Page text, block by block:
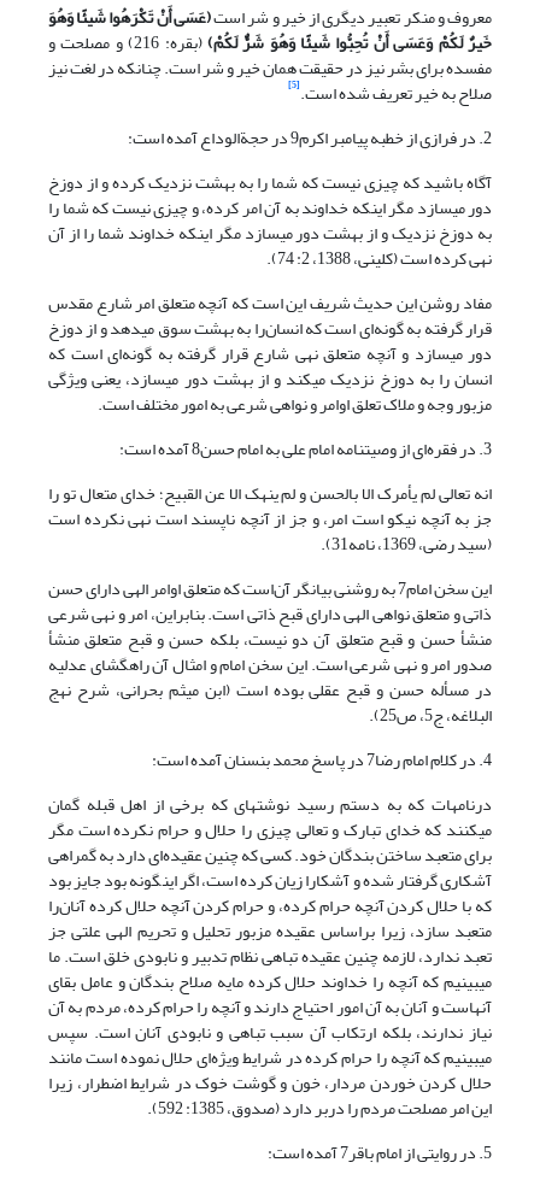
معروف و منکر تعبیر دیگری از خیر و شر است(عَسَى أَنْ تَکْرَهُوا شَیئًا وَهُوَ
خَیرٌ لَکُمْ وَعَسَى أَنْ تُحِبُّوا شَیئًا وَهُوَ شَرٌّ لَکُمْ) (بقره: 216) و مصلحت و
مفسده برای بشر نیز در حقیقت همان خیر و شر است. چنان‎که در لغت نیز
صلاح به خیر تعریف شده است.[5]
2. در فرازی از خطبه پیامبر اکرم9 در حجة‏الوداع آمده است:
آگاه باشید که چیزی نیست که شما را به بهشت نزدیک کرده و از دوزخ
دور می‎سازد مگر این‎که خداوند به آن امر کرده، و چیزی نیست که شما را
به دوزخ نزدیک و از بهشت دور می‎سازد مگر این‎که خداوند شما را از آن
نهی کرده است (کلینی، 1388، 2: 74).
مفاد روشن این حدیث شریف این است که آنچه متعلق امر شارع مقدس
قرار گرفته به گونه‌ای است که انسان‌را به بهشت سوق می‎دهد و از دوزخ
دور می‎سازد و آنچه متعلق نهی شارع قرار گرفته به گونه‌ای است که
انسان‌ را به دوزخ نزدیک می‏کند و از بهشت دور می‎سازد، یعنی ویژگی
مزبور وجه و ملاک تعلق اوامر و نواهی شرعی به امور مختلف است.
3. در فقره‌ای از وصیت‎نامه امام علی به امام حسن8 آمده است:
انه تعالی لم یأمرک الا بالحسن و لم ینهک الا عن القبیح؛ خدای متعال تو را
جز به آنچه نیکو است امر، و جز از آنچه ناپسند است نهی نکرده است
(سید رضی، 1369، نامه31).
این سخن امام7 به روشنی بیانگر آن‌است که متعلق اوامر الهی دارای حسن
ذاتی و متعلق نواهی الهی دارای قبح ذاتی است. بنابراین، امر و نهی شرعی
منشأ حسن و قبح متعلق آن دو نیست، بلکه حسن و قبح متعلق منشأ
صدور امر و نهی شرعی است. این سخن امام و امثال آن راهگشای عدلیه
در مسأله حسن و قبح عقلی بوده است (ابن میثم بحرانی، شرح نهج
البلاغه، ج5، ص25).
4. در کلام امام رضا7 در پاسخ محمد بن‏سنان آمده است:
درنامه‎ات که به دستم رسید نوشته‎ای که برخی از اهل قبله گمان
می‎کنند که خدای تبارک و تعالی چیزی را حلال و حرام نکرده است مگر
برای متعبد ساختن بندگان خود. کسی که چنین عقیده‌ای دارد به گمراهی
آشکاری گرفتار شده و آشکارا زیان کرده است، اگر این‎گونه بود جایز بود
که با حلال کردن آنچه حرام کرده، و حرام کردن آنچه حلال کرده آنان‌را
متعبد سازد، زیرا براساس عقیده مزبور تحلیل و تحریم الهی علتی جز
تعبد ندارد، لازمه چنین عقیده تباهی نظام تدبیر و نابودی خلق است. ما
می‎بینیم که آنچه را خداوند حلال کرده مایه صلاح بندگان و عامل بقای
آنهاست و آنان به آن امور احتیاج دارند و آنچه را حرام کرده، مردم به آن
نیاز ندارند، بلکه ارتکاب آن سبب تباهی و نابودی آنان است. سپس
می‎بینیم که آنچه را حرام کرده در شرایط ویژه‌ای حلال نموده است مانند
حلال کردن خوردن مردار، خون و گوشت خوک در شرایط اضطرار، زیرا
این امر مصلحت مردم را دربر دارد (صدوق، 1385: 592).
5. در روایتی از امام باقر7 آمده است: